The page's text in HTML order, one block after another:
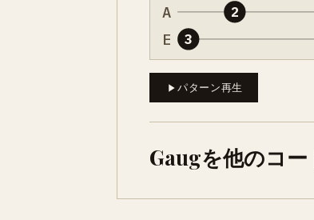
A
E 3
2
パターン再生
Gaugを他のコ